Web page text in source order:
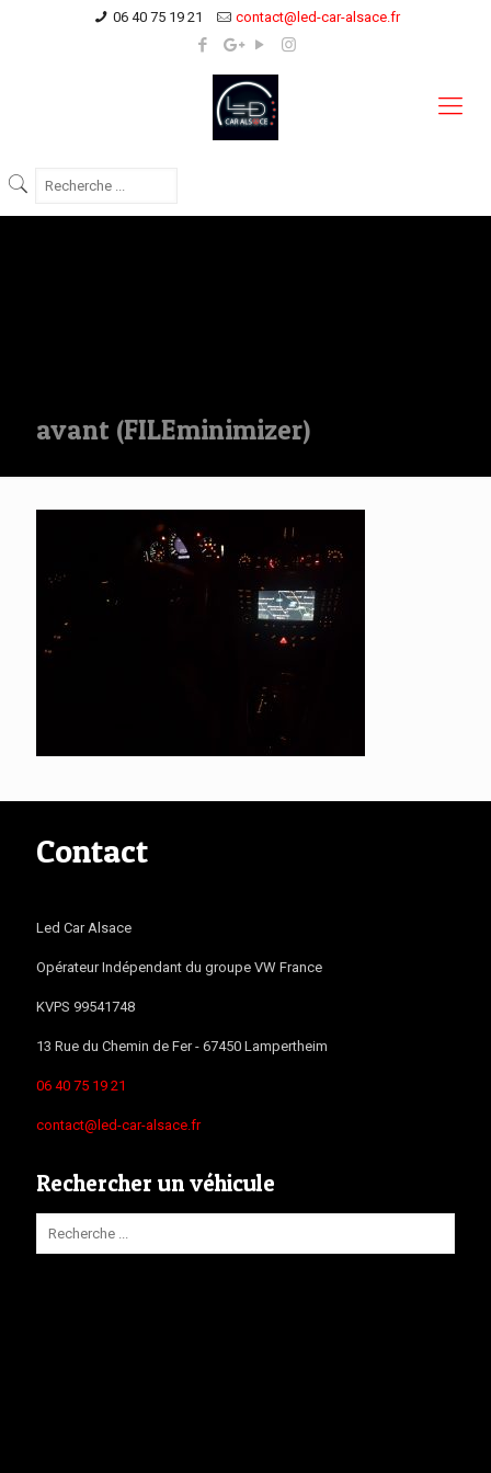
06 40 75 19 21 contact@led-car-alsace.fr
avant (FILEminimizer)
Contact
Led Car Alsace
Opérateur Indépendant du groupe VW France
KVPS 99541748
13 Rue du Chemin de Fer - 67450 Lampertheim
06 40 75 19 21
contact@led-car-alsace.fr
Rechercher un véhicule